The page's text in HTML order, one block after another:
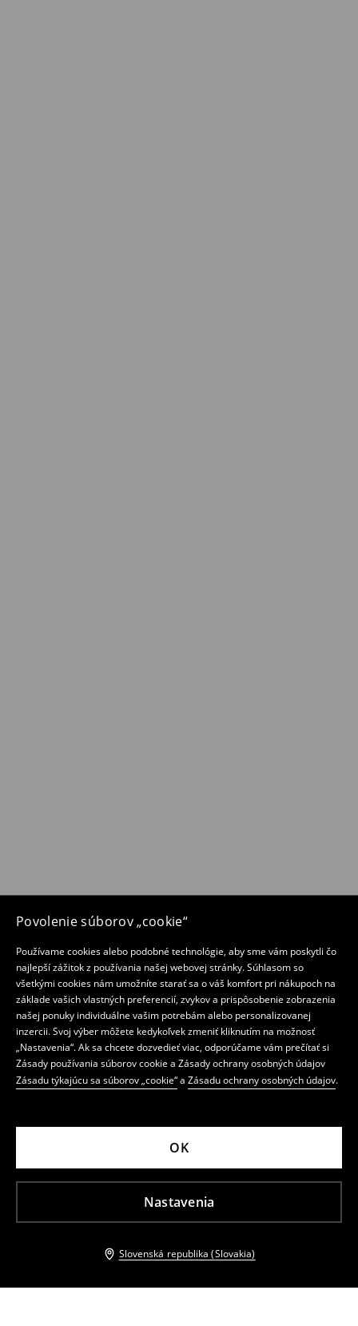
Povolenie súborov „cookie“
Používame cookies alebo podobné technológie, aby sme vám poskytli čo
najlepší zážitok z používania našej webovej stránky. Súhlasom so
všetkými cookies nám umožníte starať sa o váš komfort pri nákupoch na
základe vašich vlastných preferencií, zvykov a prispôsobenie zobrazenia
našej ponuky individuálne vašim potrebám alebo personalizovanej
inzercii. Svoj výber môžete kedykoľvek zmeniť kliknutím na možnosť
„Nastavenia“. Ak sa chcete dozvedieť viac, odporúčame vám prečítať si
Zásady používania súborov cookie a Zásady ochrany osobných údajov
Zásadu týkajúcu sa súborov „cookie“a Zásadu ochrany osobných údajov.
Nastavenia
OK
Slovenská republika (Slovakia)